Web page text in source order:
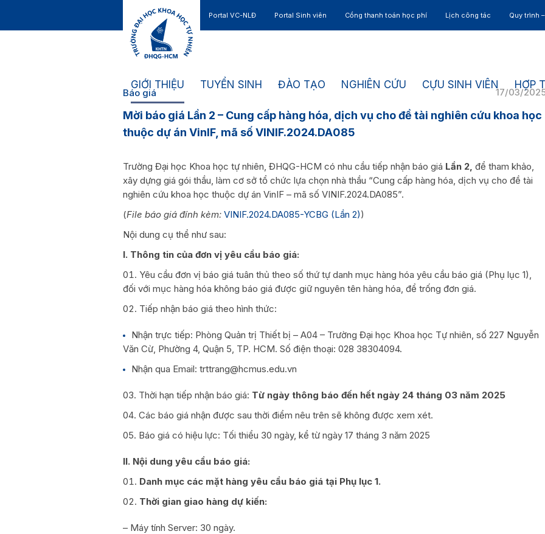
Portal VC-NLĐ Portal Sinh viên Cổng thanh toán học phí Lịch công tác Quy trình
GIỚI THIỆU TUYỂN SINH ĐÀO TẠO NGHIÊN CỨU CỰU SINH VIÊN HỢP
17/03/
Báo giá
Mời báo giá Lần 2 – Cung cấp hàng hóa, dịch vụ cho đề tài nghiên cứu khoa học
thuộc dự án VinIF, mã số VINIF.2024.DA085
Trường Đại học Khoa học tự nhiên, ĐHQG-HCM có nhu cầu tiếp nhận báo giá Lần 2, để tham khảo,
xây dựng giá gói thầu, làm cơ sở tổ chức lựa chọn nhà thầu “Cung cấp hàng hóa, dịch vụ cho đề tài
nghiên cứu khoa học thuộc dự án VinIF – mã số VINIF.2024.DA085”.
(File báo giá đính kèm: VINIF.2024.DA085-YCBG (Lần 2))
Nội dung cụ thể như sau:
I. Thông tin của đơn vị yêu cầu báo giá:
Yêu cầu đơn vị báo giá tuân thủ theo số thứ tự danh mục hàng hóa yêu cầu báo giá (Phụ lục 1),
đối với mục hàng hóa không báo giá được giữ nguyên tên hàng hóa, để trống đơn giá.
Tiếp nhận báo giá theo hình thức:
Nhận trực tiếp: Phòng Quản trị Thiết bị – A04 – Trường Đại học Khoa học Tự nhiên, số 227 Nguyễn
Văn Cừ, Phường 4, Quận 5, TP. HCM. Số điện thoại: 028 38304094.
Nhận qua Email: trttrang@hcmus.edu.vn
Thời hạn tiếp nhận báo giá: Từ ngày thông báo đến hết ngày 24 tháng 03 năm 2025
Các báo giá nhận được sau thời điểm nêu trên sẽ không được xem xét.
Báo giá có hiệu lực: Tối thiểu 30 ngày, kể từ ngày 17 tháng 3 năm 2025
II. Nội dung yêu cầu báo giá:
Danh mục các mặt hàng yêu cầu báo giá tại Phụ lục 1.
Thời gian giao hàng dự kiến:
– Máy tính Server: 30 ngày.